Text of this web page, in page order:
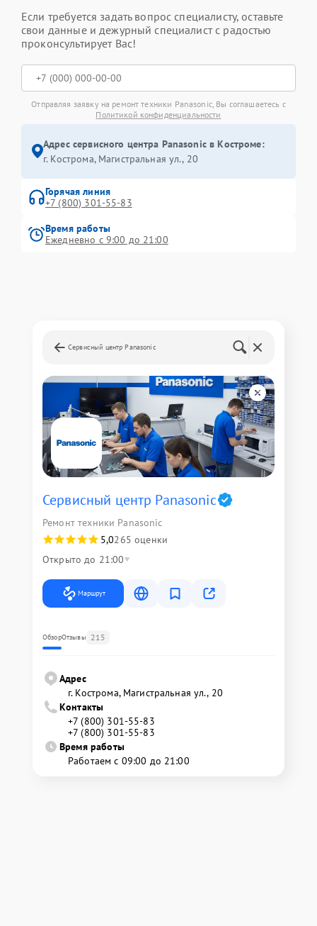
Если требуется задать вопрос специалисту, оставьте
свои данные и дежурный специалист с радостью
проконсультирует Вас!
Отправляя заявку на ремонт техники Panasonic, Вы соглашаетесь с
Политикой конфиденциальности
Адрес сервисного центра Panasonic в Костроме:
г. Кострома, Магистральная ул., 20
Горячая линия
+7 (800) 301-55-83
Время работы
Ежедневно с 9:00 до 21:00
Сервисный центр Panasonic
Сервисный центр Panasonic
Ремонт техники Panasonic
5,0265 оценки
Открыто до 21:00
Маршрут
ОбзорОтзывы 215
Адрес
г. Кострома, Магистральная ул., 20
Контакты
+7 (800) 301-55-83
+7 (800) 301-55-83
Время работы
Работаем с 09:00 до 21:00